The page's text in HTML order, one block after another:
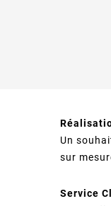
Un
sur
Service